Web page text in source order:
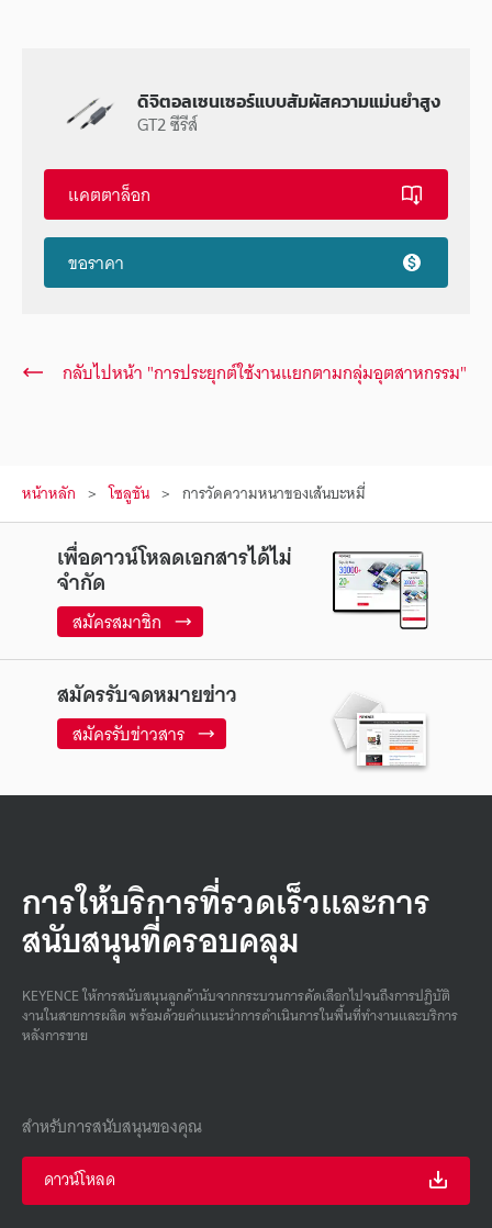
ดิจิตอลเซนเซอร์แบบสัมผัสความแม่นยำสูง
GT2 ซีรีส์
แคตตาล็อก
ขอราคา
กลับไปหน้า "การประยุกต์ใช้งานแยกตามกลุ่มอุตสาหกรรม"
หน้าหลัก โซลูชัน การวัดความหนาของเส้นบะหมี่
เพื่อดาวน์โหลดเอกสารได้ไม่
จำกัด
สมัครสมาชิก
สมัครรับจดหมายข่าว
สมัครรับข่าวสาร
การให้บริการที่รวดเร็วและการ
สนับสนุนที่ครอบคลุม
KEYENCE ให้การสนับสนุนลูกค้านับจากกระบวนการคัดเลือกไปจนถึงการปฏิบัติ
งานในสายการผลิต พร้อมด้วยคําแนะนําการดําเนินการในพื้นที่ทํางานและบริการ
หลังการขาย
สำหรับการสนับสนุนของคุณ
ดาวน์โหลด